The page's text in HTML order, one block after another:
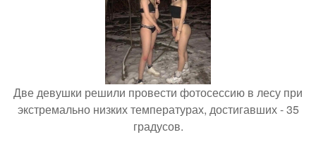
Две девушки решили провести фотосессию в лесу при
экстремально низких температурах, достигавших - 35
градусов.